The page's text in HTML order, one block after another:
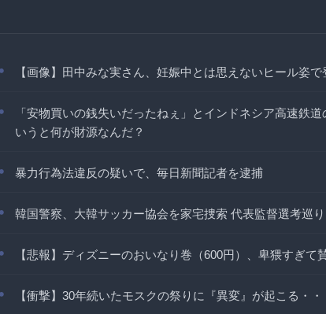
【画像】田中みな実さん、妊娠中とは思えないヒール姿で
「安物買いの銭失いだったねぇ」とインドネシア高速鉄
いうと何が財源なんだ？
暴力行為法違反の疑いで、毎日新聞記者を逮捕
韓国警察、大韓サッカー協会を家宅捜索 代表監督選考巡り
【悲報】ディズニーのおいなり巻（600円）、卑猥すぎ
【衝撃】30年続いたモスクの祭りに『異変』が起こる・・